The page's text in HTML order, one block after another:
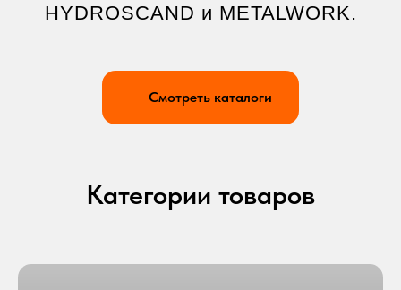
HYDROSCAND и METALWORK.
Смотреть каталоги
Категории товаров